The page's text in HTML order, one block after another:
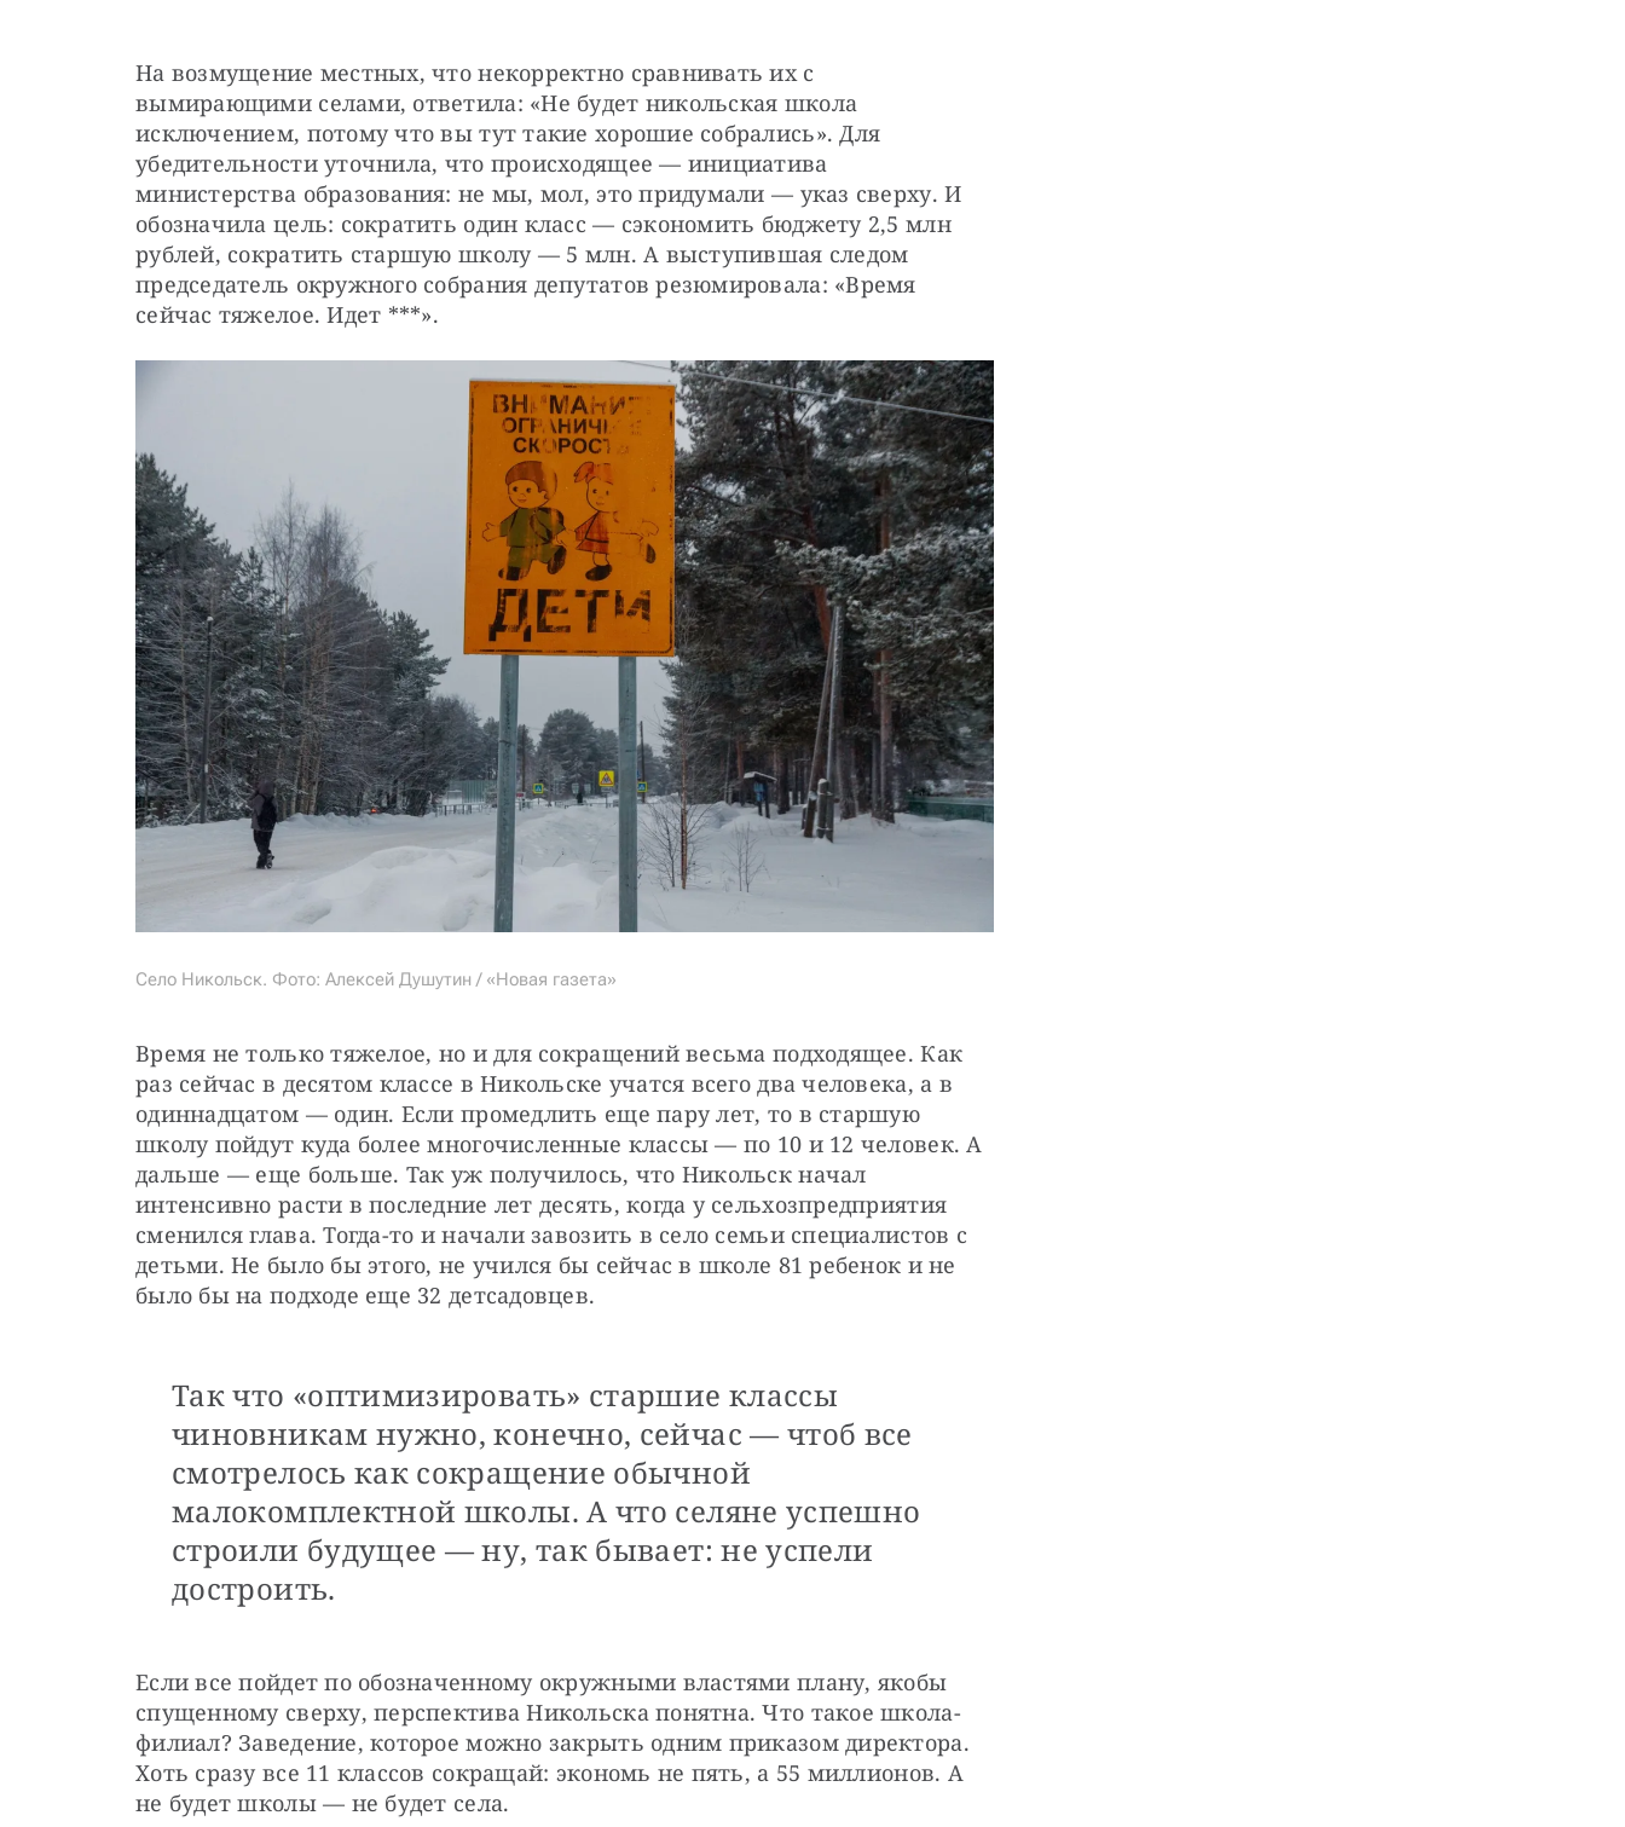
На возмущение местных, что некорректно сравнивать их с
вымирающими селами, ответила: «Не будет никольская школа
исключением, потому что вы тут такие хорошие собрались». Для
убедительности уточнила, что происходящее — инициатива
министерства образования: не мы, мол, это придумали — указ сверху. И
обозначила цель: сократить один класс — сэкономить бюджету 2,5 млн
рублей, сократить старшую школу — 5 млн. А выступившая следом
председатель окружного собрания депутатов резюмировала: «Время
сейчас тяжелое. Идет ***».
Село Никольск. Фото: Алексей Душутин / «Новая газета»
Время не только тяжелое, но и для сокращений весьма подходящее. Как
раз сейчас в десятом классе в Никольске учатся всего два человека, а в
одиннадцатом — один. Если промедлить еще пару лет, то в старшую
школу пойдут куда более многочисленные классы — по 10 и 12 человек. А
дальше — еще больше. Так уж получилось, что Никольск начал
интенсивно расти в последние лет десять, когда у сельхозпредприятия
сменился глава. Тогда-то и начали завозить в село семьи специалистов с
детьми. Не было бы этого, не учился бы сейчас в школе 81 ребенок и не
было бы на подходе еще 32 детсадовцев.
Так что «оптимизировать» старшие классы
чиновникам нужно, конечно, сейчас — чтоб все
смотрелось как сокращение обычной
малокомплектной школы. А что селяне успешно
строили будущее — ну, так бывает: не успели
достроить.
Если все пойдет по обозначенному окружными властями плану, якобы
спущенному сверху, перспектива Никольска понятна. Что такое школа-
филиал? Заведение, которое можно закрыть одним приказом директора.
Хоть сразу все 11 классов сокращай: экономь не пять, а 55 миллионов. А
не будет школы — не будет села.